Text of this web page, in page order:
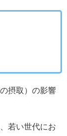
摂取）の影響
若い世代にお